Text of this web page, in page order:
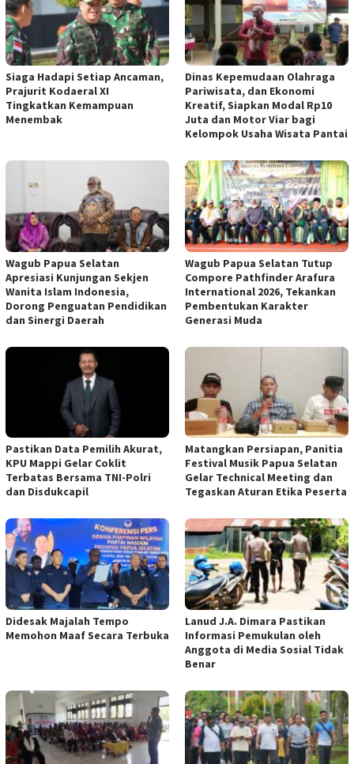
Siaga Hadapi Setiap Ancaman,
Prajurit Kodaeral XI
Tingkatkan Kemampuan
Menembak
Dinas Kepemudaan Olahraga
Pariwisata, dan Ekonomi
Kreatif, Siapkan Modal Rp10
Juta dan Motor Viar bagi
Kelompok Usaha Wisata Pantai
Wagub Papua Selatan
Apresiasi Kunjungan Sekjen
Wanita Islam Indonesia,
Dorong Penguatan Pendidikan
dan Sinergi Daerah
Wagub Papua Selatan Tutup
Compore Pathfinder Arafura
International 2026, Tekankan
Pembentukan Karakter
Generasi Muda
Pastikan Data Pemilih Akurat,
KPU Mappi Gelar Coklit
Terbatas Bersama TNI-Polri
dan Disdukcapil
Matangkan Persiapan, Panitia
Festival Musik Papua Selatan
Gelar Technical Meeting dan
Tegaskan Aturan Etika Peserta
Didesak Majalah Tempo
Memohon Maaf Secara Terbuka
Lanud J.A. Dimara Pastikan
Informasi Pemukulan oleh
Anggota di Media Sosial Tidak
Benar